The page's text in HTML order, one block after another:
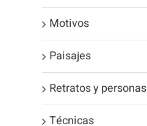
Motivos
Paisajes
Retratos y personas
Técnicas